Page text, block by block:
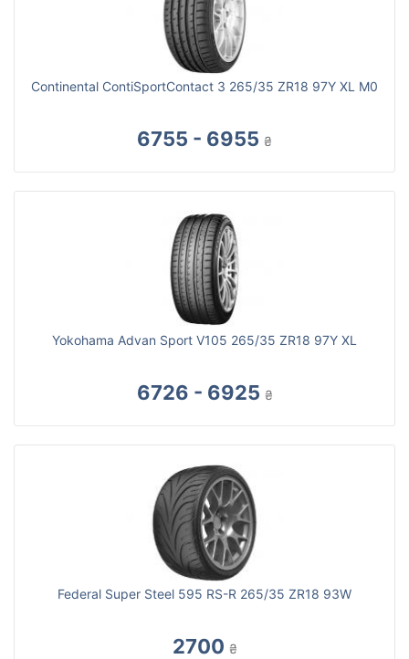
Continental ContiSportContact 3 265/35 ZR18 97Y XL M0
6755 - 6955 ₴
Yokohama Advan Sport V105 265/35 ZR18 97Y XL
6726 - 6925 ₴
Federal Super Steel 595 RS-R 265/35 ZR18 93W
2700 ₴